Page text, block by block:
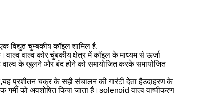
विद्युत चुम्बकीय कॉइल शामिल है.
वाल्व कोर चुंबकीय क्षेत्र में कॉइल के माध्यम से ऊर्जा
वाल्व के खुलने और बंद होने को समायोजित करके समायोजित
प्रशीतन चक्र के सही संचालन की गारंटी देता हैउदाहरण के
को अवशोषित किया जाता है।solenoid वाल्व वाष्पीकरण